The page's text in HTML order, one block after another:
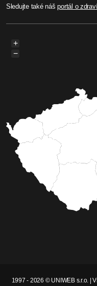
Sledujte také nášportál o
+
−
1997 - 2026 © UNIWEB s.r.o. |